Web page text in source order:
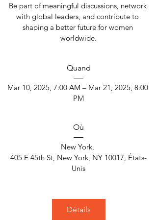
Be part of meaningful discussions, network
with global leaders, and contribute to
shaping a better future for women
worldwide.
Quand
Mar 10, 2025, 7:00 AM – Mar 21, 2025, 8:00
PM
Où
New York,
405 E 45th St, New York, NY 10017, États-
Unis
Détails